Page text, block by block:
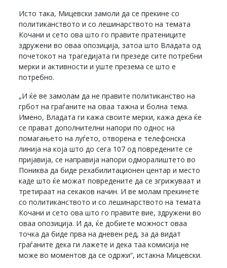
Исто така, Мицевски замоли да се прекине со
политиканството и со лешинарството на темата
Кочани и сето ова што го правите пратениците
здружени во оваа опозиција, затоа што Владата од
почетокот на трагедијата ги презеде сите потребни
мерки и активности и уште презема се што е
потребно.
„И ќе ве замолам да не правите политиканство на
грбот на граѓаните на оваа тажна и болна тема.
Имено, Владата ги кажа своите мерки, кажа дека ќе
се прават дополнителни напори по однос на
помагањето на луѓето, отворена е телефонска
линија на која што до сега 107 од повредените се
пријавија, се направија напори одморалиштето во
Пониква да биде рехабилитационен центар и место
каде што ќе можат повредените да се згрижуваат и
третираат на секаков начин. И ве молам прекинете
со политиканството и со лешинарството на темата
Кочани и сето ова што го правите вие, здружени во
оваа опозиција. И да, ќе добиете можност оваа
точка да биде прва на дневен ред, за да видат
граѓаните дека ги лажете и дека таа комисија не
може во моментов да се одржи“, истакна Мицевски.